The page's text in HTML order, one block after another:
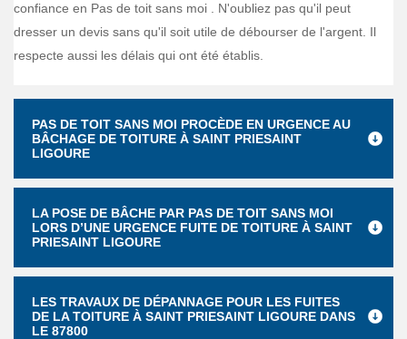
confiance en Pas de toit sans moi . N'oubliez pas qu'il peut
dresser un devis sans qu'il soit utile de débourser de l'argent. Il
respecte aussi les délais qui ont été établis.
PAS DE TOIT SANS MOI PROCÈDE EN URGENCE AU
BÂCHAGE DE TOITURE À SAINT PRIESAINT
LIGOURE
LA POSE DE BÂCHE PAR PAS DE TOIT SANS MOI
LORS D’UNE URGENCE FUITE DE TOITURE À SAINT
PRIESAINT LIGOURE
LES TRAVAUX DE DÉPANNAGE POUR LES FUITES
DE LA TOITURE À SAINT PRIESAINT LIGOURE DANS
LE 87800